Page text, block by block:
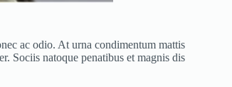
ac odio. At urna condimentum mattis
Sociis natoque penatibus et magnis dis